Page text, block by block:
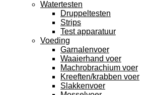
Watertesten
Druppeltesten
Strips
Test apparatuur
Voeding
Garnalenvoer
Waaierhand voer
Machrobrachium voer
Kreeften/krabben voer
Slakkenvoer